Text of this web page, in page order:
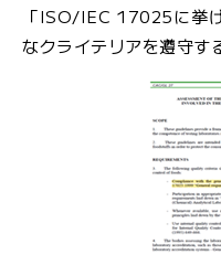
「ISO/IEC 17025に挙
なクライテリアを遵守す